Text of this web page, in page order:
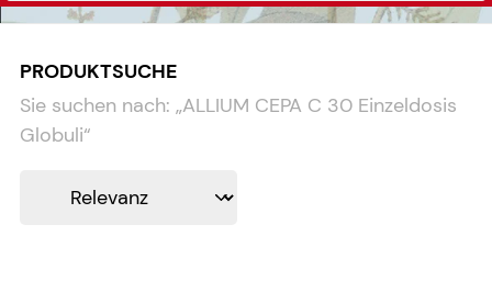
PRODUKTSUCHE
Sie suchen nach: „ALLIUM CEPA C 30 Einzeldosis
Globuli“